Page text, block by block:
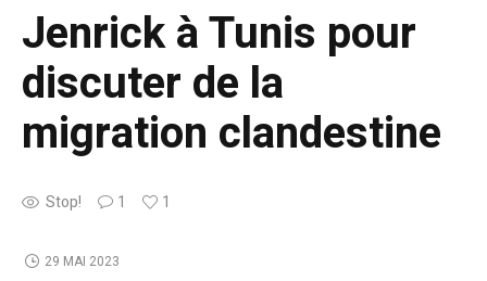
Jenrick à Tunis pour
discuter de la
migration clandestine
Stop! 1 1
29 MAI 2023